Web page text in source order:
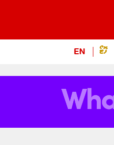
ފޮޓޯ EN